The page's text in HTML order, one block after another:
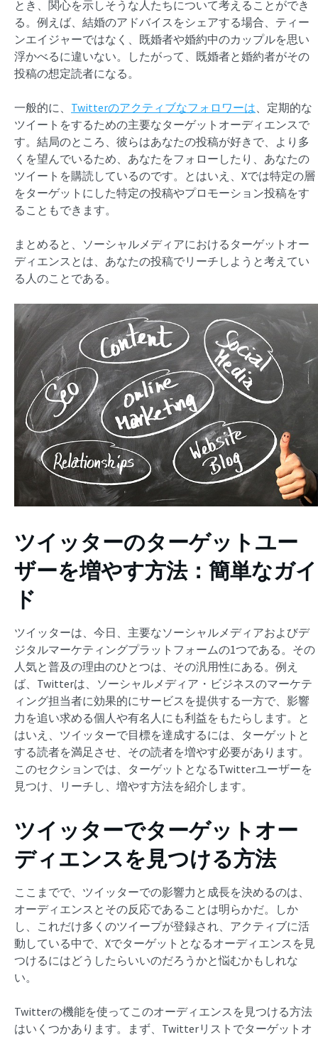
とき、関心を示しそうな人たちについて考えることができ
る。例えば、結婚のアドバイスをシェアする場合、ティー
ンエイジャーではなく、既婚者や婚約中のカップルを思い
浮かべるに違いない。したがって、既婚者と婚約者がその
投稿の想定読者になる。
一般的に、 Twitterのアクティブなフォロワーは、定期的な
ツイートをするための主要なターゲットオーディエンスで
す。結局のところ、彼らはあなたの投稿が好きで、より多
くを望んでいるため、あなたをフォローしたり、あなたの
ツイートを購読しているのです。とはいえ、Xでは特定の層
をターゲットにした特定の投稿やプロモーション投稿をす
ることもできます。
まとめると、ソーシャルメディアにおけるターゲットオー
ディエンスとは、あなたの投稿でリーチしようと考えてい
る人のことである。
ツイッターのターゲットユー
ザーを増やす方法：簡単なガイ
ド
ツイッターは、今日、主要なソーシャルメディアおよびデ
ジタルマーケティングプラットフォームの1つである。その
人気と普及の理由のひとつは、その汎用性にある。例え
ば、Twitterは、ソーシャルメディア・ビジネスのマーケテ
ィング担当者に効果的にサービスを提供する一方で、影響
力を追い求める個人や有名人にも利益をもたらします。と
はいえ、ツイッターで目標を達成するには、ターゲットと
する読者を満足させ、その読者を増やす必要があります。
このセクションでは、ターゲットとなるTwitterユーザーを
見つけ、リーチし、増やす方法を紹介します。
ツイッターでターゲットオー
ディエンスを見つける方法
ここまでで、ツイッターでの影響力と成長を決めるのは、
オーディエンスとその反応であることは明らかだ。しか
し、これだけ多くのツイープが登録され、アクティブに活
動している中で、Xでターゲットとなるオーディエンスを見
つけるにはどうしたらいいのだろうかと悩むかもしれな
い。
Twitterの機能を使ってこのオーディエンスを見つける方法
はいくつかあります。まず、Twitterリストでターゲットオ